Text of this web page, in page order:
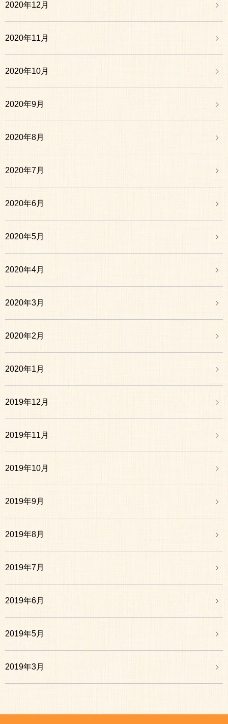
2020年12月
2020年11月
2020年10月
2020年9月
2020年8月
2020年7月
2020年6月
2020年5月
2020年4月
2020年3月
2020年2月
2020年1月
2019年12月
2019年11月
2019年10月
2019年9月
2019年8月
2019年7月
2019年6月
2019年5月
2019年3月